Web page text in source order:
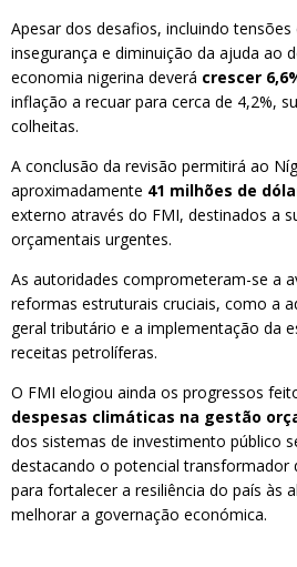
Apesar dos desafios, incluindo
insegurança e diminuição da ajuda ao
economia nigerina deverá crescer
inflação a recuar para cerca de 4,2%,
colheitas.
A conclusão da revisão permitirá ao
aproximadamente 41 milhões de
externo através do FMI, destinados a
orçamentais urgentes.
As autoridades comprometeram-se a
reformas estruturais cruciais, como a
geral tributário e a implementação da
receitas petrolíferas.
O FMI elogiou ainda os progressos
despesas climáticas na gestão
dos sistemas de investimento público
destacando o potencial transformador
para fortalecer a resiliência do país às
melhorar a governação económica.